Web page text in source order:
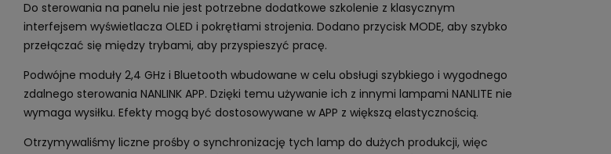
Do sterowania na panelu nie jest potrzebne dodatkowe szkolenie z klasycznym
interfejsem wyświetlacza OLED i pokrętłami strojenia. Dodano przycisk MODE, aby szybko
przełączać się między trybami, aby przyspieszyć pracę.
Podwójne moduły 2,4 GHz i Bluetooth wbudowane w celu obsługi szybkiego i wygodnego
zdalnego sterowania NANLINK APP. Dzięki temu używanie ich z innymi lampami NANLITE nie
wymaga wysiłku. Efekty mogą być dostosowywane w APP z większą elastycznością.
Otrzymywaliśmy liczne prośby o synchronizację tych lamp do dużych produkcji, więc